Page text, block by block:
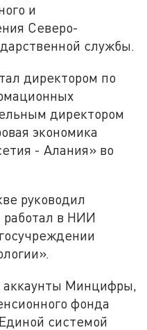
и
Северо-
службы.
директором по
директором
экономика
- Алания» во
руководил
в НИИ
аккаунты Минцифры,
фонда
системой